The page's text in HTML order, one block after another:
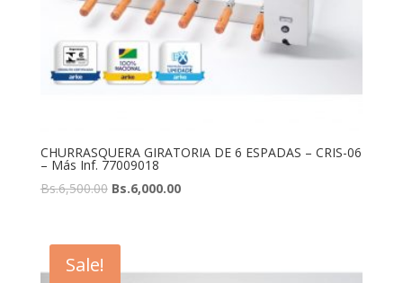
CHURRASQUERA GIRATORIA DE 6 ESPADAS – CRIS-06
– Más Inf. 77009018
Bs.6,500.00 Bs.6,000.00
Sale!